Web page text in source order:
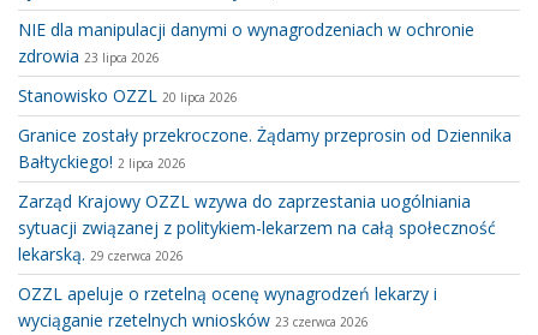
NIE dla manipulacji danymi o wynagrodzeniach w ochronie
zdrowia 23 lipca 2026
Stanowisko OZZL 20 lipca 2026
Granice zostały przekroczone. Żądamy przeprosin od Dziennika
Bałtyckiego! 2 lipca 2026
Zarząd Krajowy OZZL wzywa do zaprzestania uogólniania
sytuacji związanej z politykiem-lekarzem na całą społeczność
lekarską. 29 czerwca 2026
OZZL apeluje o rzetelną ocenę wynagrodzeń lekarzy i
wyciąganie rzetelnych wniosków 23 czerwca 2026